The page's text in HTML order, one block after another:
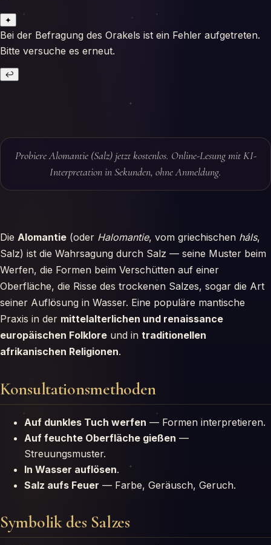
✦
Bei der Befragung des Orakels ist ein Fehler aufgetreten.
Bitte versuche es erneut.
↩
Probiere Alomantie (Salz) jetzt kostenlos. Online-Lesung mit KI-
Interpretation in Sekunden, ohne Anmeldung.
Die Alomantie (oder Halomantie, vom griechischen háls,
Salz) ist die Wahrsagung durch Salz — seine Muster beim
Werfen, die Formen beim Verschütten auf einer
Oberfläche, die Risse des trockenen Salzes, sogar die Art
seiner Auflösung in Wasser. Eine populäre mantische
Praxis in der mittelalterlichen und renaissance
europäischen Folklore und in traditionellen
afrikanischen Religionen.
Konsultationsmethoden
Auf dunkles Tuch werfen — Formen interpretieren.
Auf feuchte Oberfläche gießen —
Streuungsmuster.
In Wasser auflösen.
Salz aufs Feuer — Farbe, Geräusch, Geruch.
Symbolik des Salzes